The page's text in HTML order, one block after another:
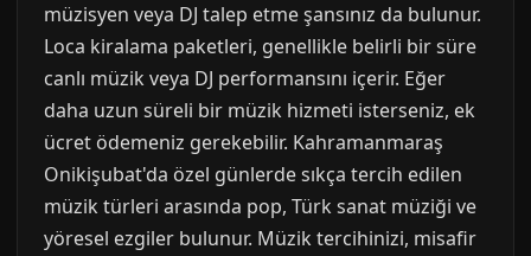
müzisyen veya DJ talep etme şansınız da bulunur.
Loca kiralama paketleri, genellikle belirli bir süre
canlı müzik veya DJ performansını içerir. Eğer
daha uzun süreli bir müzik hizmeti isterseniz, ek
ücret ödemeniz gerekebilir. Kahramanmaraş
Onikişubat'da özel günlerde sıkça tercih edilen
müzik türleri arasında pop, Türk sanat müziği ve
yöresel ezgiler bulunur. Müzik tercihinizi, misafir